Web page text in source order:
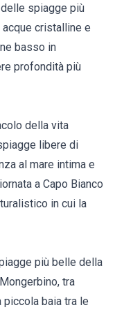
spiagge più
cristalline e
basso in
profondità più
della vita
libere di
al mare intima e
a Capo Bianco
in cui la
più belle della
tra
piccola baia tra le